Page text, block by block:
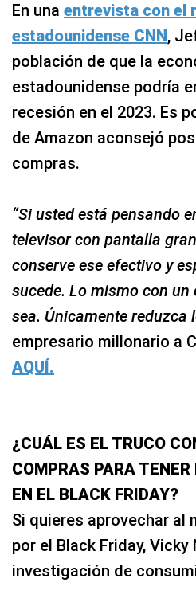
En una entrevista con el
estadounidense CNN,
población de que la
estadounidense podría
recesión en el 2023. Es
de Amazon aconsejó
compras.
“Si usted está pensando
televisor con pantalla
conserve ese efectivo y
sucede. Lo mismo con un
sea. Únicamente reduzca
empresario millonario a
AQUÍ.
¿CUÁL ES EL TRUCO
COMPRAS PARA
EN EL BLACK FRIDAY?
Si quieres aprovechar al
por el Black Friday,
investigación de